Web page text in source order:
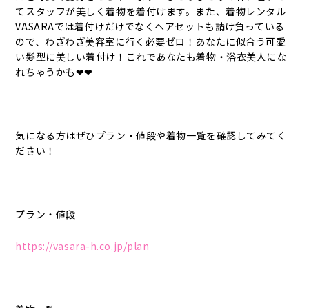
てスタッフが美しく着物を着付けます。また、着物レンタル
VASARAでは着付けだけでなくヘアセットも請け負っている
ので、わざわざ美容室に行く必要ゼロ！あなたに似合う可愛
い髪型に美しい着付け！これであなたも着物・浴衣美人にな
れちゃうかも❤❤
気になる方はぜひプラン・値段や着物一覧を確認してみてく
ださい！
プラン・値段
https://vasara-h.co.jp/plan